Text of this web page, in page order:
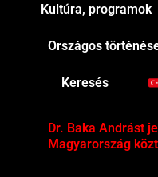
Kultúra, programok
Országos
Keresés
Dr. Baka Andrást
Magyarország